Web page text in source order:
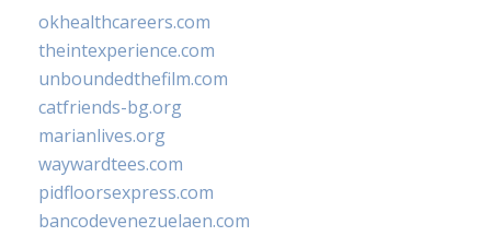
okhealthcareers.com
theintexperience.com
unboundedthefilm.com
catfriends-bg.org
marianlives.org
waywardtees.com
pidfloorsexpress.com
bancodevenezuelaen.com